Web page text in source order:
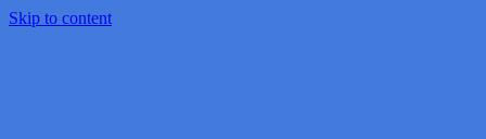
Skip to content